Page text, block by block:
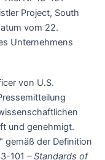
Project, South
vom 22.
Unternehmens
von U.S.
und genehmigt.
gemäß der Definition
101 – Standards of